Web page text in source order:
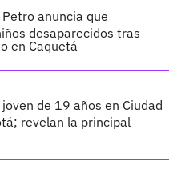
anuncia que
desaparecidos tras
en Caquetá
de 19 años en Ciudad
revelan la principal